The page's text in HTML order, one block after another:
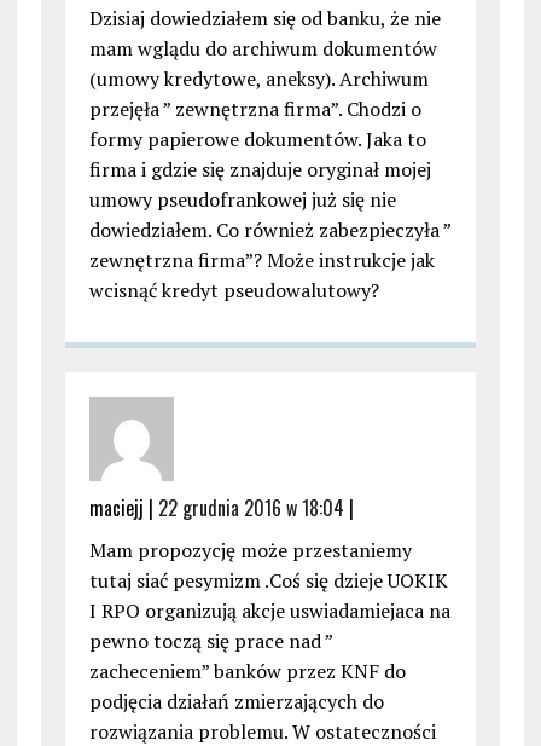
Dzisiaj dowiedziałem się od banku, że nie
mam wglądu do archiwum dokumentów
(umowy kredytowe, aneksy). Archiwum
przejęła ” zewnętrzna firma”. Chodzi o
formy papierowe dokumentów. Jaka to
firma i gdzie się znajduje oryginał mojej
umowy pseudofrankowej już się nie
dowiedziałem. Co również zabezpieczyła ”
zewnętrzna firma”? Może instrukcje jak
wcisnąć kredyt pseudowalutowy?
maciejj | 22 grudnia 2016 w 18:04 |
Mam propozycję może przestaniemy
tutaj siać pesymizm .Coś się dzieje UOKIK
I RPO organizują akcje uswiadamiejaca na
pewno toczą się prace nad ”
zacheceniem” banków przez KNF do
podjęcia działań zmierzających do
rozwiązania problemu. W ostateczności